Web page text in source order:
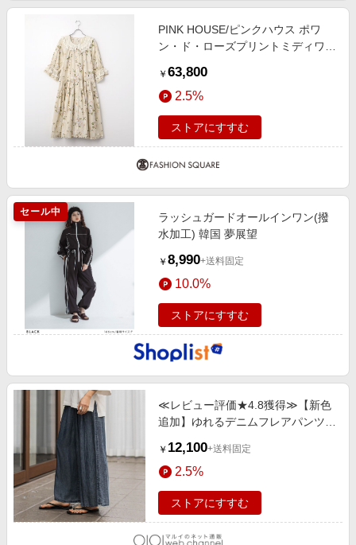
PINK HOUSE/ピンクハウス ポワ
ン・ド・ローズプリントミディワン
￥ 63,800
2.5%
ストアにすすむ
セール中
ラッシュガードオールインワン(撥
水加工) 韓国 夢展望
￥ 8,990+送料固定
10.0%
ストアにすすむ
≪レビュー評価★4.8獲得≫【新色
追加】ゆれるデニムフレアパンツ
￥ 12,100+送料固定
2.5%
ストアにすすむ